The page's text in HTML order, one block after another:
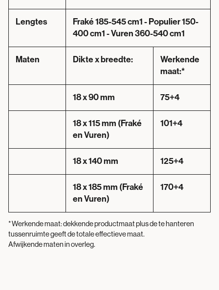
Lengtes
Fraké 185-545 cm1 - Populier 150-
400 cm1 - Vuren 360-540 cm1
Maten Dikte x breedte:
Werkende
maat:*
18 x 90 mm 75+4
18 x 115 mm (Fraké
en Vuren)
101+4
18 x 140 mm 125+4
18 x 185 mm (Fraké
en Vuren)
170+4
* Werkende maat: dekkende productmaat plus de te hanteren
tussenruimte geeft de totale effectieve maat.
Afwijkende maten in overleg.